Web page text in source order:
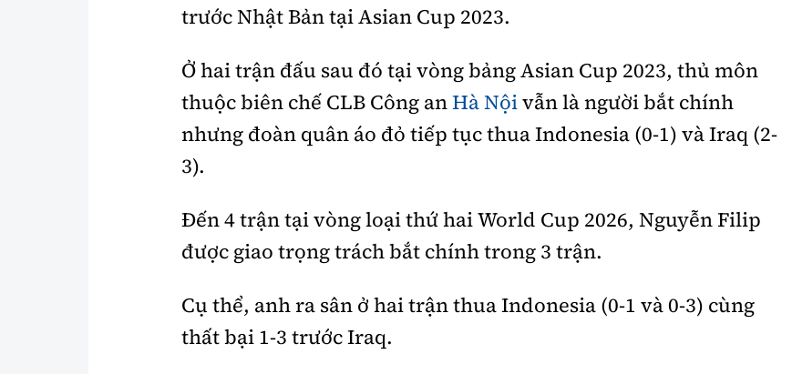
trước Nhật Bản tại Asian Cup 2023.
Ở hai trận đấu sau đó tại vòng bảng Asian Cup 2023, thủ môn
thuộc biên chế CLB Công anHà Nộivẫn là người bắt chính
nhưng đoàn quân áo đỏ tiếp tục thua Indonesia (0-1) và Iraq (2-
3).
Đến 4 trận tại vòng loại thứ hai World Cup 2026, Nguyễn Filip
được giao trọng trách bắt chính trong 3 trận.
Cụ thể, anh ra sân ở hai trận thua Indonesia (0-1 và 0-3) cùng
thất bại 1-3 trước Iraq.